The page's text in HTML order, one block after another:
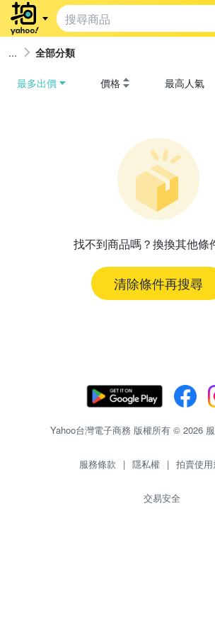
全部分類
最多出價 價格 最高人氣
找不到商品嗎？換換其他條
清除條件再搜尋
Yahoo台灣電子商務 版權所有 © 2026
服務條款 | 隱私權 | 拍賣使
交易安全